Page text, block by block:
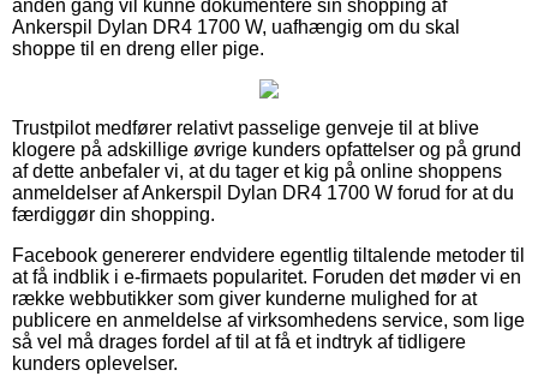
anden gang vil kunne dokumentere sin shopping af
Ankerspil Dylan DR4 1700 W, uafhængig om du skal
shoppe til en dreng eller pige.
Trustpilot medfører relativt passelige genveje til at blive
klogere på adskillige øvrige kunders opfattelser og på grund
af dette anbefaler vi, at du tager et kig på online shoppens
anmeldelser af Ankerspil Dylan DR4 1700 W forud for at du
færdiggør din shopping.
Facebook genererer endvidere egentlig tiltalende metoder til
at få indblik i e-firmaets popularitet. Foruden det møder vi en
række webbutikker som giver kunderne mulighed for at
publicere en anmeldelse af virksomhedens service, som lige
så vel må drages fordel af til at få et indtryk af tidligere
kunders oplevelser.